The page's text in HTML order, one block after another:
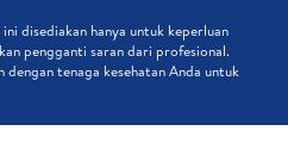
disediakan hanya untuk keperluan
pengganti saran dari profesional.
dengan tenaga kesehatan Anda untuk